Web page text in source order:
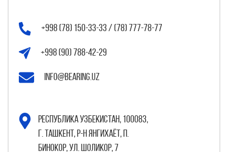
+998 (78) 150-33-33 / (78) 777-78-77
+998 (90) 788-42-29
info@bearing.uz
Республика Узбекистан, 100083,
г. Ташкент, р-н Янгихаёт, п.
Бинокор, ул. Шоликор, 7